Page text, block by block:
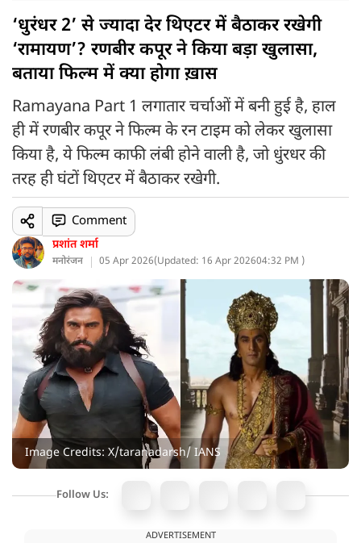
‘धुरंधर 2’ से ज्यादा देर थिएटर में बैठाकर रखेगी
‘रामायण’? रणबीर कपूर ने किया बड़ा खुलासा,
बताया फिल्म में क्या होगा ख़ास
Ramayana Part 1 लगातार चर्चाओं में बनी हुई है, हाल
ही में रणबीर कपूर ने फिल्म के रन टाइम को लेकर खुलासा
किया है, ये फिल्म काफी लंबी होने वाली है, जो धुंरधर की
तरह ही घंटों थिएटर में बैठाकर रखेगी.
प्रशांत शर्मा
मनोरंजन 05 Apr 2026(Updated: 16 Apr 202604:32 PM )
Comment
Image Credits: X/taranadarsh/ IANS
Follow Us:
ADVERTISEMENT